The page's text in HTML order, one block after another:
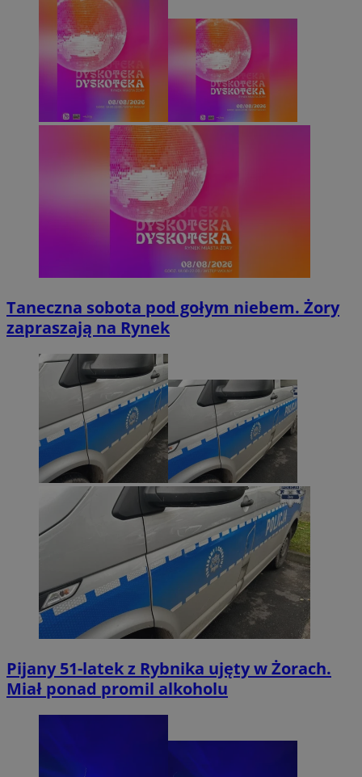
Taneczna sobota pod gołym niebem. Żory
zapraszają na Rynek
Pijany 51-latek z Rybnika ujęty w Żorach.
Miał ponad promil alkoholu